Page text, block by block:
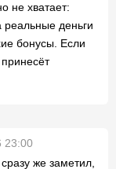
не хватает:
реальные деньги
бонусы. Если
23:00
же заметил,